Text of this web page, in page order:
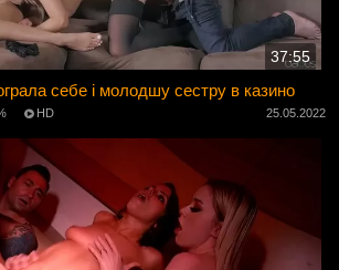
37:55
себе і молодшу сестру в казино
HD 25.05.2022